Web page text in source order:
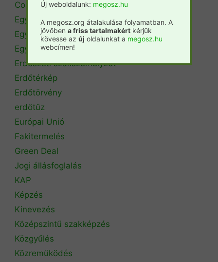
Copa Cogeca
Egyéb
Egyetemi hírek
Egyetemi szintű oktatás
Erdészeti szakszemélyzet
Erdőtérkép
Erdőtörvény
erdőtűz
Európai Unió
Fakitermelés
Green Deal
Jogi állásfoglalás
KAP
Képzés
Kinevezés
Középszintű szakképzés
Közgyűlés
Közreműködés
Új weboldalunk: megosz.hu
A megosz.org átalakulása folyamatban. A
jövőben a friss tartalmakért kérjük
kövesse az új oldalunkat a megosz.hu
webcímen!